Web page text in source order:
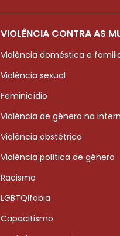
VIOLÊNCIA CONTRA AS
Violência doméstica e
Violência sexual
Feminicídio
Violência de gênero na
Violência obstétrica
Violência política de gênero
Racismo
LGBTQIfobia
Capacitismo